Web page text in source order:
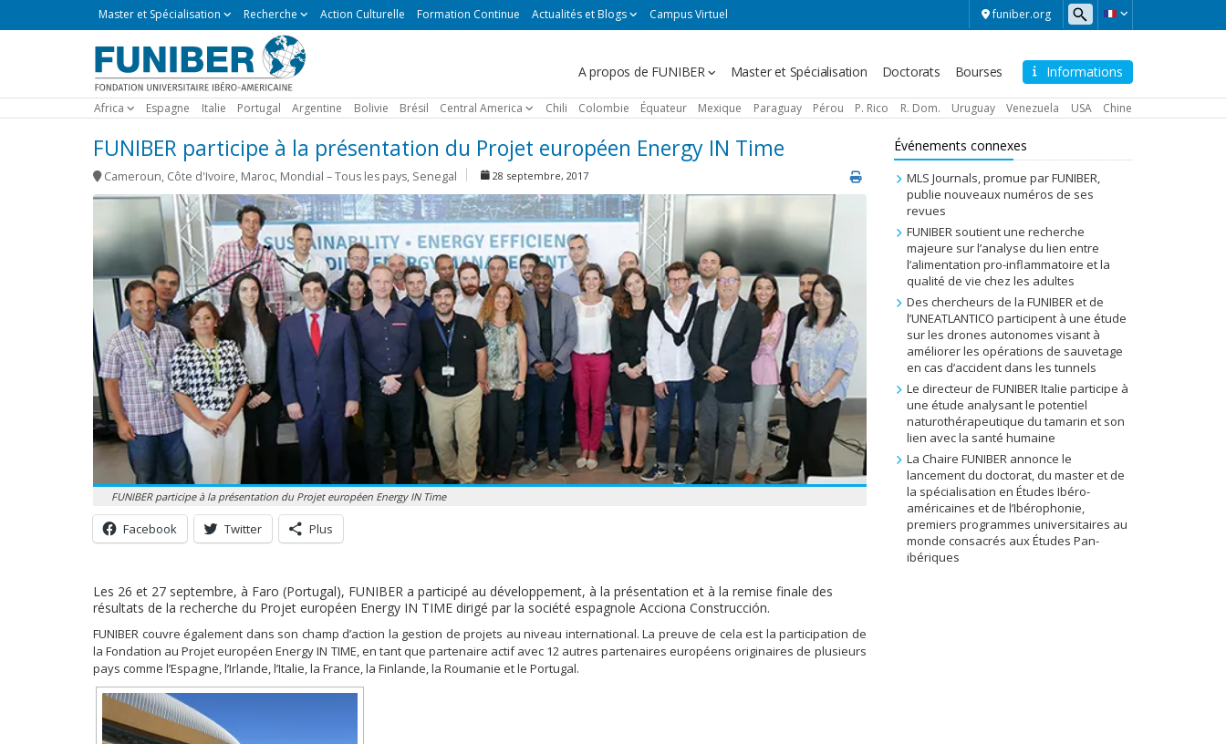
funiber.org
Master
Master et Spécialisation Recherche Action Culturelle Formation Continue Actualités et Blogs Campus Virtuel
Informations
Navegación
A propos de FUNIBER Master et Spécialisation Doctorats Bourses
Africa Espagne Italie Portugal Argentine Bolivie Brésil Central America Chili Colombie Équateur Mexique Paraguay Pérou P. Rico R. Dom. Uruguay Venezuela USA Chine
FUNIBER participe à la présentation du Projet européen Energy IN Time
Cameroun, Côte d'Ivoire, Maroc, Mondial – Tous les pays, Senegal 28 septembre, 2017
FUNIBER participe à la présentation du Projet européen Energy IN Time
Facebook Twitter Plus
Les 26 et 27 septembre, à Faro (Portugal), FUNIBER a participé au développement, à la présentation et à la remise finale des
résultats de la recherche du Projet européen Energy IN TIME dirigé par la société espagnole Acciona Construcción.
FUNIBER couvre également dans son champ d’action la gestion de projets au niveau international. La preuve de cela est la participation de
la Fondation au Projet européen Energy IN TIME, en tant que partenaire actif avec 12 autres partenaires européens originaires de plusieurs
pays comme l’Espagne, l’Irlande, l’Italie, la France, la Finlande, la Roumanie et le Portugal.
Événements connexes
MLS Journals, promue par FUNIBER,
publie nouveaux numéros de ses
revues
FUNIBER soutient une recherche
majeure sur l’analyse du lien entre
l’alimentation pro-inflammatoire et la
qualité de vie chez les adultes
Des chercheurs de la FUNIBER et de
l’UNEATLANTICO participent à une étude
sur les drones autonomes visant à
améliorer les opérations de sauvetage
en cas d’accident dans les tunnels
Le directeur de FUNIBER Italie participe à
une étude analysant le potentiel
naturothérapeutique du tamarin et son
lien avec la santé humaine
La Chaire FUNIBER annonce le
lancement du doctorat, du master et de
la spécialisation en Études Ibéro-
américaines et de l’Ibérophonie,
premiers programmes universitaires au
monde consacrés aux Études Pan-
ibériques